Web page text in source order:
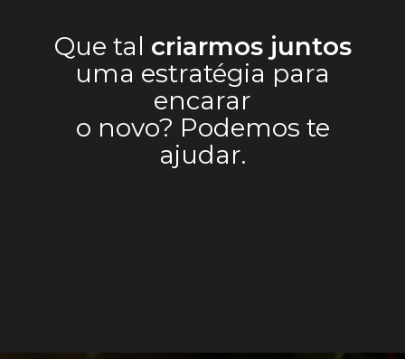
Que tal criarmos juntos
uma estratégia para
encarar
o novo? Podemos te
ajudar.